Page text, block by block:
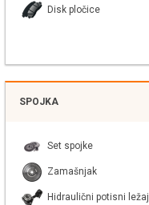
Disk pločice
SPOJKA
Set spojke
Zamašnjak
Hidraulični potisni ležaj